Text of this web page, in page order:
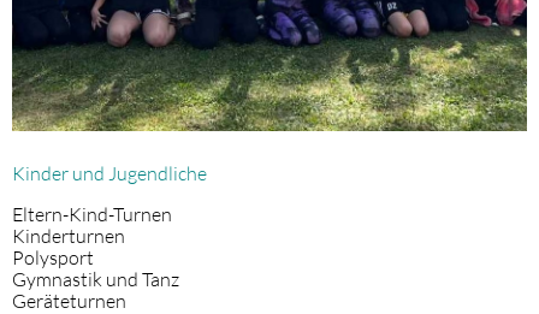
Kinder und Jugendliche
Eltern-Kind-Turnen
Kinderturnen
Polysport
Gymnastik und Tanz
Geräteturnen